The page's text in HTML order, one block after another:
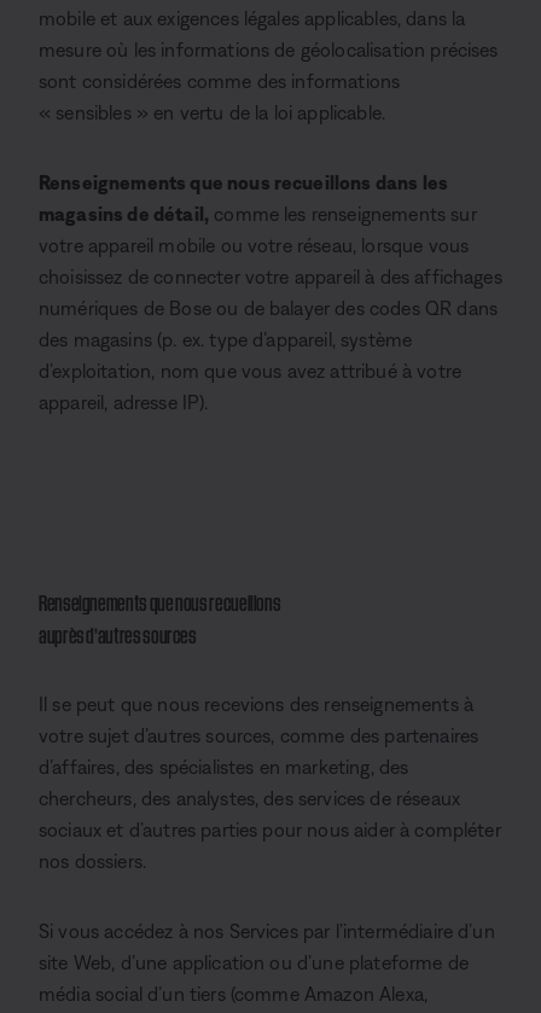
mobile et aux exigences légales applicables, dans la
mesure où les informations de géolocalisation précises
sont considérées comme des informations
« sensibles » en vertu de la loi applicable.
Renseignements que nous recueillons dans les
magasins de détail, comme les renseignements sur
votre appareil mobile ou votre réseau, lorsque vous
choisissez de connecter votre appareil à des affichages
numériques de Bose ou de balayer des codes QR dans
des magasins (p. ex. type d’appareil, système
d’exploitation, nom que vous avez attribué à votre
appareil, adresse IP).
Renseignements que nous recueillons
auprès d’autres sources
Il se peut que nous recevions des renseignements à
votre sujet d’autres sources, comme des partenaires
d’affaires, des spécialistes en marketing, des
chercheurs, des analystes, des services de réseaux
sociaux et d’autres parties pour nous aider à compléter
nos dossiers.
Si vous accédez à nos Services par l’intermédiaire d’un
site Web, d’une application ou d’une plateforme de
média social d’un tiers (comme Amazon Alexa,